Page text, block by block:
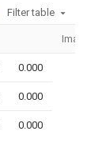
Filter table
Image
0.000
0.000
0.000